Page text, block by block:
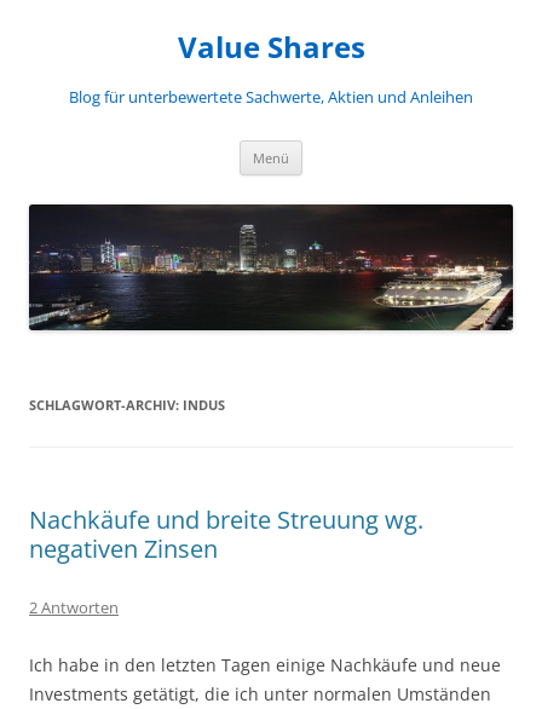
Value Shares
Blog für unterbewertete Sachwerte, Aktien und Anleihen
Menü
SCHLAGWORT-ARCHIV: INDUS
Nachkäufe und breite Streuung wg.
negativen Zinsen
2 Antworten
Ich habe in den letzten Tagen einige Nachkäufe und neue
Investments getätigt, die ich unter normalen Umständen